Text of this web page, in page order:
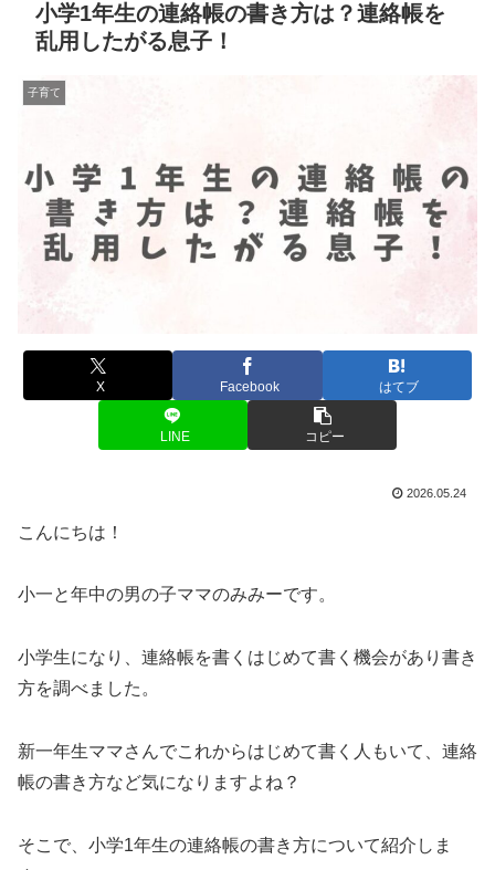
小学1年生の連絡帳の書き方は？連絡帳を
乱用したがる息子！
子育て
X Facebook はてブ
LINE コピー
2026.05.24
こんにちは！
小一と年中の男の子ママのみみーです。
小学生になり、連絡帳を書くはじめて書く機会があり書き
方を調べました。
新一年生ママさんでこれからはじめて書く人もいて、連絡
帳の書き方など気になりますよね？
そこで、小学1年生の連絡帳の書き方について紹介しま